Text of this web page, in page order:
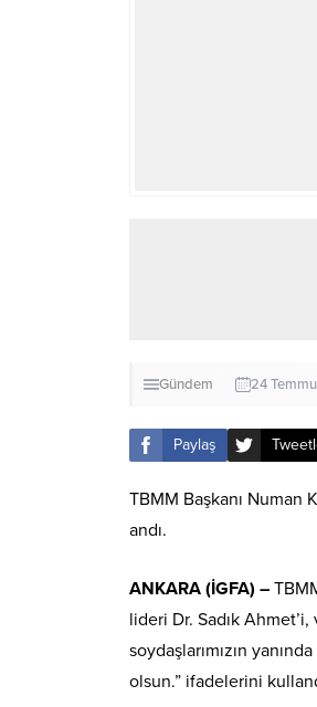
Gündem 24
Paylaş
TBMM Başkanı Numan
andı.
ANKARA (İGFA) –
lideri Dr. Sadık
soydaşlarımızın
olsun.” ifadelerini